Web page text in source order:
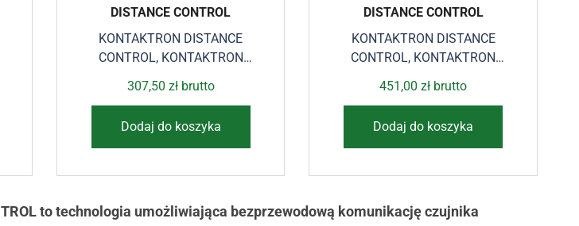
KONTAKTRON DISTANCE
CONTROL, KONTAKTRON
DISTANCE CONTROL
307,50 złbrutto
Dodaj do koszyka
KONTAKTRON DISTANCE
CONTROL, KONTAKTRON
DISTANCE CONTROL
451,00zł brutto
Dodaj do koszyka
to technologia umożliwiająca bezprzewodową komunikację czujnika